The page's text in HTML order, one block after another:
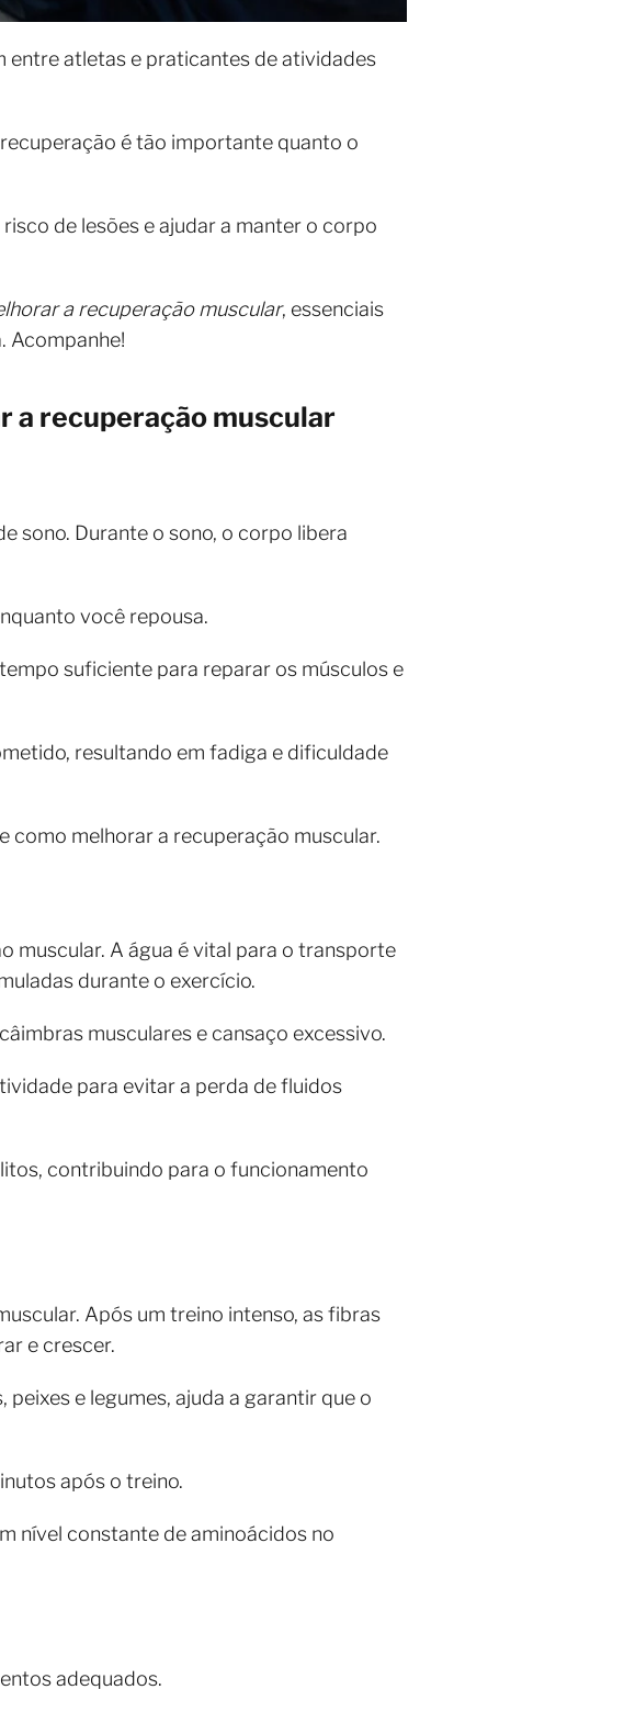
entre atletas e praticantes de atividades
é tão importante quanto o
de lesões e ajudar a manter o corpo
a recuperação muscular, essenciais
Acompanhe!
a recuperação muscular
sono. Durante o sono, o corpo libera
você repousa.
suficiente para reparar os músculos e
resultando em fadiga e dificuldade
como melhorar a recuperação muscular.
muscular. A água é vital para o transporte
durante o exercício.
musculares e cansaço excessivo.
para evitar a perda de fluidos
contribuindo para o funcionamento
Após um treino intenso, as fibras
e crescer.
e legumes, ajuda a garantir que o
após o treino.
nível constante de aminoácidos no
adequados.